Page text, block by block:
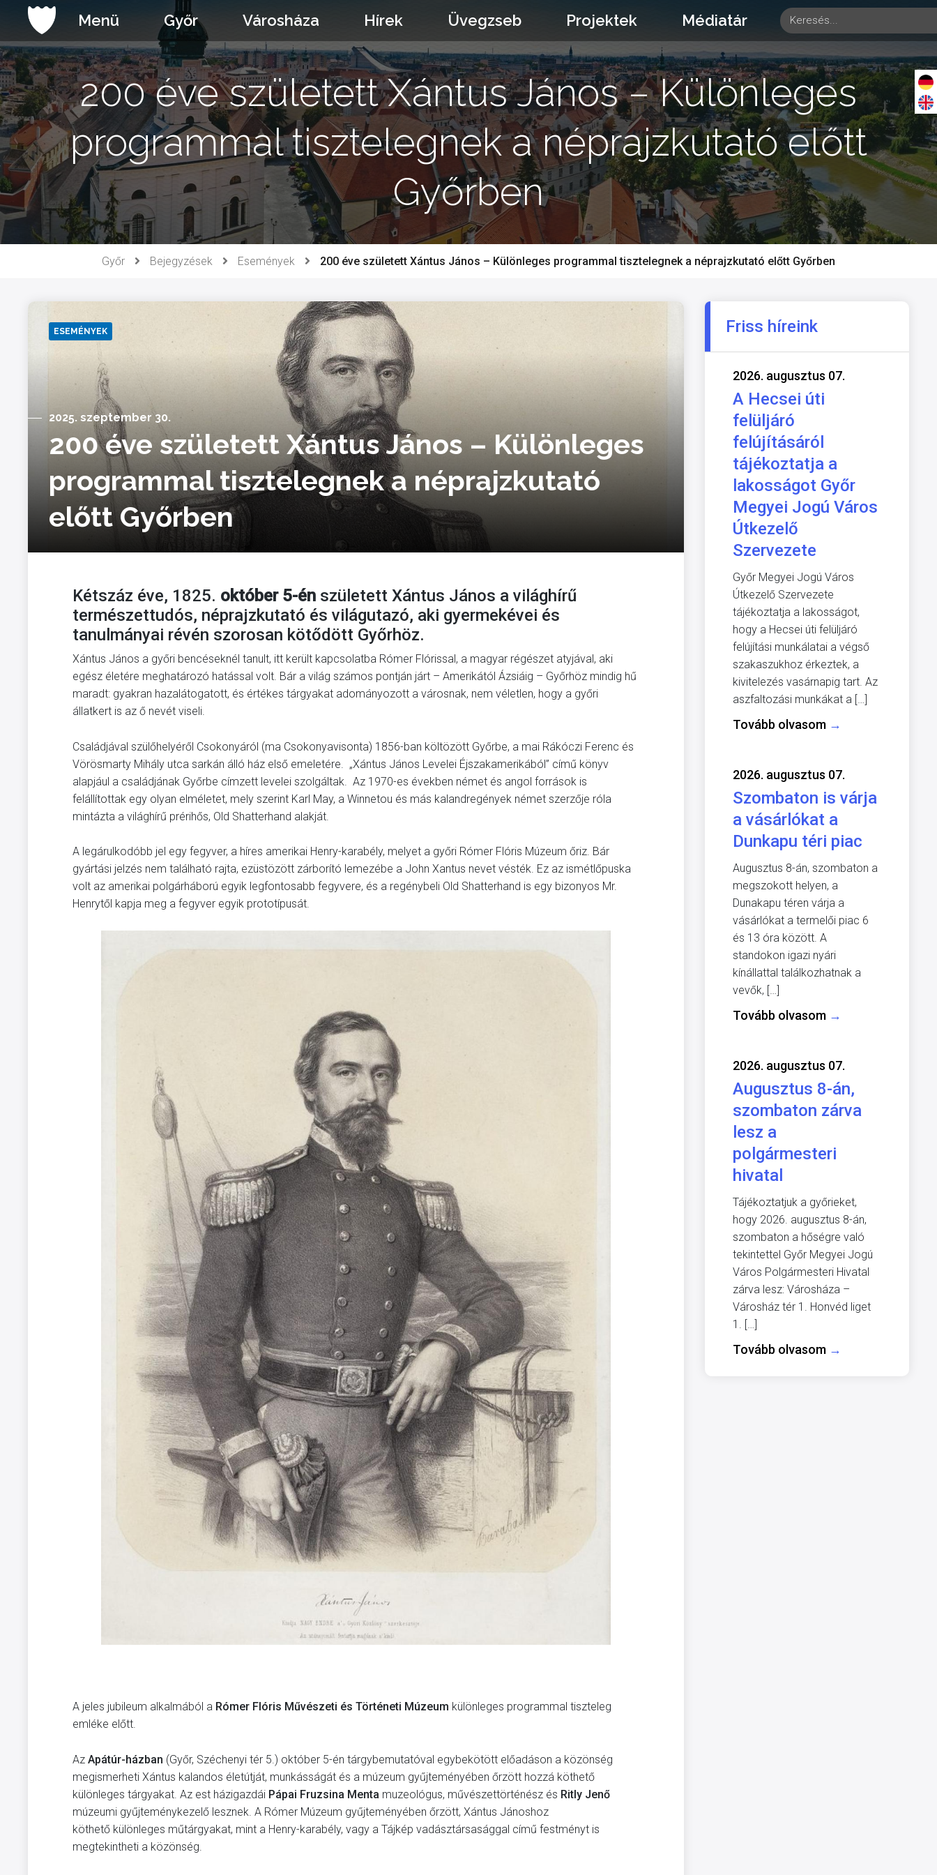
tartalomhoz
Menü Győr Városháza Hírek Üvegzseb Projektek Médiatár
200 éve született Xántus János – Különleges
programmal tisztelegnek a néprajzkutató előtt
Győrben
Győr Bejegyzések Események 200 éve született Xántus János – Különleges programmal tisztelegnek a néprajzkutató előtt Győrben
ESEMÉNYEK
2025. szeptember 30.
200 éve született Xántus János – Különleges
programmal tisztelegnek a néprajzkutató
előtt Győrben
Kétszáz éve, 1825. október 5-én született Xántus János a világhírű
természettudós, néprajzkutató és világutazó, aki gyermekévei és
tanulmányai révén szorosan kötődött Győrhöz.
Xántus János a győri bencéseknél tanult, itt került kapcsolatba Rómer Flórissal, a magyar régészet atyjával, aki
egész életére meghatározó hatással volt. Bár a világ számos pontján járt – Amerikától Ázsiáig – Győrhöz mindig hű
maradt: gyakran hazalátogatott, és értékes tárgyakat adományozott a városnak, nem véletlen, hogy a győri
állatkert is az ő nevét viseli.
Családjával szülőhelyéről Csokonyáról (ma Csokonyavisonta) 1856-ban költözött Győrbe, a mai Rákóczi Ferenc és
Vörösmarty Mihály utca sarkán álló ház első emeletére. „Xántus János Levelei Éjszakamerikából” című könyv
alapjául a családjának Győrbe címzett levelei szolgáltak. Az 1970-es években német és angol források is
felállítottak egy olyan elméletet, mely szerint Karl May, a Winnetou és más kalandregények német szerzője róla
mintázta a világhírű prérihős, Old Shatterhand alakját.
A legárulkodóbb jel egy fegyver, a híres amerikai Henry-karabély, melyet a győri Rómer Flóris Múzeum őriz. Bár
gyártási jelzés nem található rajta, ezüstözött zárborító lemezébe a John Xantus nevet vésték. Ez az ismétlőpuska
volt az amerikai polgárháború egyik legfontosabb fegyvere, és a regénybeli Old Shatterhand is egy bizonyos Mr.
Henrytől kapja meg a fegyver egyik prototípusát.
A jeles jubileum alkalmából a Rómer Flóris Művészeti és Történeti Múzeum különleges programmal tiszteleg
emléke előtt.
Az Apátúr-házban (Győr, Széchenyi tér 5.) október 5-én tárgybemutatóval egybekötött előadáson a közönség
megismerheti Xántus kalandos életútját, munkásságát és a múzeum gyűjteményében őrzött hozzá köthető
különleges tárgyakat. Az est házigazdái Pápai Fruzsina Menta muzeológus, művészettörténész és Ritly Jenő
múzeumi gyűjteménykezelő lesznek. A Rómer Múzeum gyűjteményében őrzött, Xántus Jánoshoz
köthető különleges műtárgyakat, mint a Henry-karabély, vagy a Tájkép vadásztársasággal című festményt is
megtekintheti a közönség.
Friss híreink
2026. augusztus 07.
A Hecsei úti
felüljáró
felújításáról
tájékoztatja a
lakosságot Győr
Megyei Jogú Város
Útkezelő
Szervezete
Győr Megyei Jogú Város
Útkezelő Szervezete
tájékoztatja a lakosságot,
hogy a Hecsei úti felüljáró
felújítási munkálatai a végső
szakaszukhoz érkeztek, a
kivitelezés vasárnapig tart. Az
aszfaltozási munkákat a […]
Tovább olvasom →
2026. augusztus 07.
Szombaton is várja
a vásárlókat a
Dunkapu téri piac
Augusztus 8-án, szombaton a
megszokott helyen, a
Dunakapu téren várja a
vásárlókat a termelői piac 6
és 13 óra között. A
standokon igazi nyári
kínállattal találkozhatnak a
vevők, […]
Tovább olvasom →
2026. augusztus 07.
Augusztus 8-án,
szombaton zárva
lesz a
polgármesteri
hivatal
Tájékoztatjuk a győrieket,
hogy 2026. augusztus 8-án,
szombaton a hőségre való
tekintettel Győr Megyei Jogú
Város Polgármesteri Hivatal
zárva lesz: Városháza –
Városház tér 1. Honvéd liget
1. […]
Tovább olvasom →